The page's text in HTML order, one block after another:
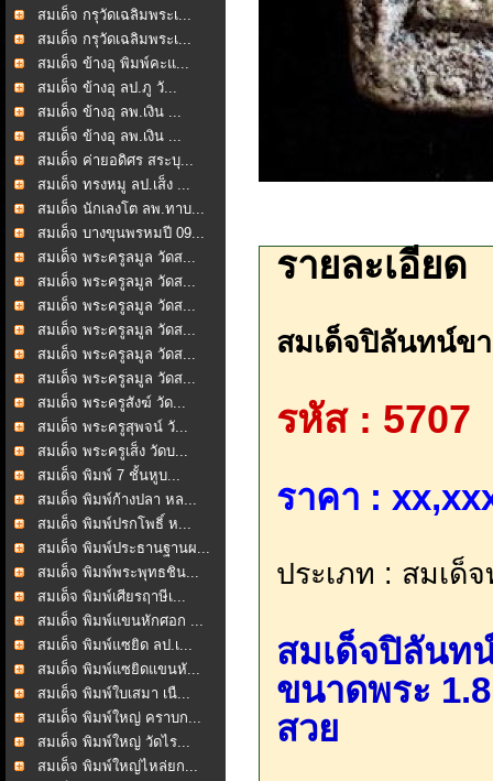
สมเด็จ กรุวัดเฉลิมพระเ...
สมเด็จ กรุวัดเฉลิมพระเ...
สมเด็จ ข้างอุ พิมพ์คะแ...
สมเด็จ ข้างอุ ลป.ภู วั...
สมเด็จ ข้างอุ ลพ.เงิน ...
สมเด็จ ข้างอุ ลพ.เงิน ...
สมเด็จ ค่ายอดิศร สระบุ...
สมเด็จ ทรงหมู ลป.เส็ง ...
สมเด็จ นักเลงโต ลพ.ทาบ...
สมเด็จ บางขุนพรหมปี 09...
สมเด็จ พระครูลมูล วัดส...
สมเด็จ พระครูลมูล วัดส...
สมเด็จ พระครูลมูล วัดส...
สมเด็จ พระครูลมูล วัดส...
สมเด็จ พระครูลมูล วัดส...
สมเด็จ พระครูลมูล วัดส...
สมเด็จ พระครูสังฆ์ วัด...
สมเด็จ พระครูสุพจน์ วั...
สมเด็จ พระครูเส็ง วัดบ...
สมเด็จ พิมพ์ 7 ชั้นหูบ...
สมเด็จ พิมพ์ก้างปลา หล...
สมเด็จ พิมพ์ปรกโพธิ์ ห...
สมเด็จ พิมพ์ประธานฐานผ...
สมเด็จ พิมพ์พระพุทธชิน...
สมเด็จ พิมพ์เศียรฤาษีเ...
สมเด็จ พิมพ์แขนหักศอก ...
สมเด็จ พิมพ์แซยิด ลป.เ...
สมเด็จ พิมพ์แซยิดแขนหั...
สมเด็จ พิมพ์ใบเสมา เนื...
สมเด็จ พิมพ์ใหญ่ คราบก...
สมเด็จ พิมพ์ใหญ่ วัดไร...
สมเด็จ พิมพ์ใหญ่ไหล่ยก...
รายละเอียด
สมเด็จปิลันทน์ข
รหัส : 5707
ราคา :
ประเภท : สมเด็
สมเด็จปิลันท
ขนาดพระ
สวย